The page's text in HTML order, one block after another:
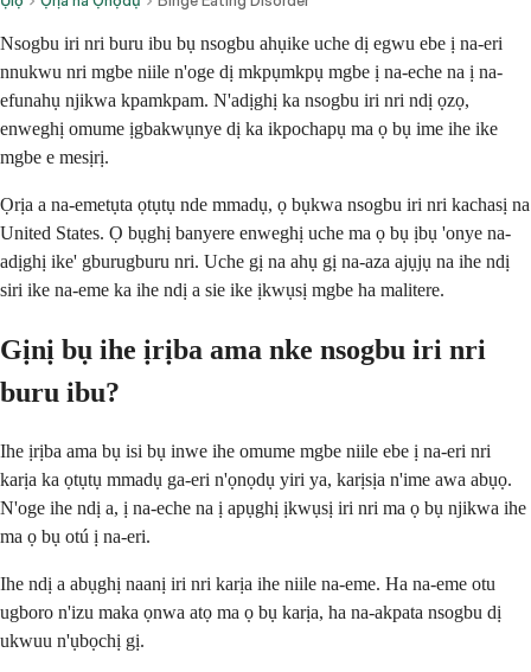
Nsogbu iri nri buru ibu bụ nsogbu ahụike uche dị egwu ebe ị na-eri
nnukwu nri mgbe niile n'oge dị mkpụmkpụ mgbe ị na-eche na ị na-
efunahụ njikwa kpamkpam. N'adịghị ka nsogbu iri nri ndị ọzọ,
enweghị omume ịgbakwụnye dị ka ikpochapụ ma ọ bụ ime ihe ike
mgbe e mesịrị.
Ọrịa a na-emetụta ọtụtụ nde mmadụ, ọ bụkwa nsogbu iri nri kachasị na
United States. Ọ bụghị banyere enweghị uche ma ọ bụ ịbụ 'onye na-
adịghị ike' gburugburu nri. Uche gị na ahụ gị na-aza ajụjụ na ihe ndị
siri ike na-eme ka ihe ndị a sie ike ịkwụsị mgbe ha malitere.
Gịnị bụ ihe ịrịba ama nke nsogbu iri nri
buru ibu?
Ihe ịrịba ama bụ isi bụ inwe ihe omume mgbe niile ebe ị na-eri nri
karịa ka ọtụtụ mmadụ ga-eri n'ọnọdụ yiri ya, karịsịa n'ime awa abụọ.
N'oge ihe ndị a, ị na-eche na ị apụghị ịkwụsị iri nri ma ọ bụ njikwa ihe
ma ọ bụ otú ị na-eri.
Ihe ndị a abụghị naanị iri nri karịa ihe niile na-eme. Ha na-eme otu
ugboro n'izu maka ọnwa atọ ma ọ bụ karịa, ha na-akpata nsogbu dị
ukwuu n'ụbọchị gị.